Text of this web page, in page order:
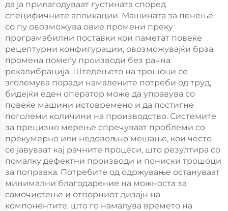
да ја прилагодуваат густината според
специфичните апликации. Машината за пенење
со пу овозможува овие промени преку
програмабилни поставки кои паметат повеќе
рецептурни конфигурации, овозможувајќи брза
промена помеѓу производи без рачна
рекалибрација. Штедењето на трошоци се
зголемува поради намалените потреби од труд,
бидејќи еден оператор може да управува со
повеќе машини истовремено и да постигне
поголеми количини на производство. Системите
за прецизно мерење спречуваат проблеми со
прекумерно или недовољно мешање, кои често
се јавуваат кај рачните процеси, што резултира со
помалку дефектни производи и пониски трошоци
за поправка. Потребите од одржување остануваат
минимални благодарение на можноста за
самочистење и отпорниот дизајн на
компонентите, што го намалува времето на